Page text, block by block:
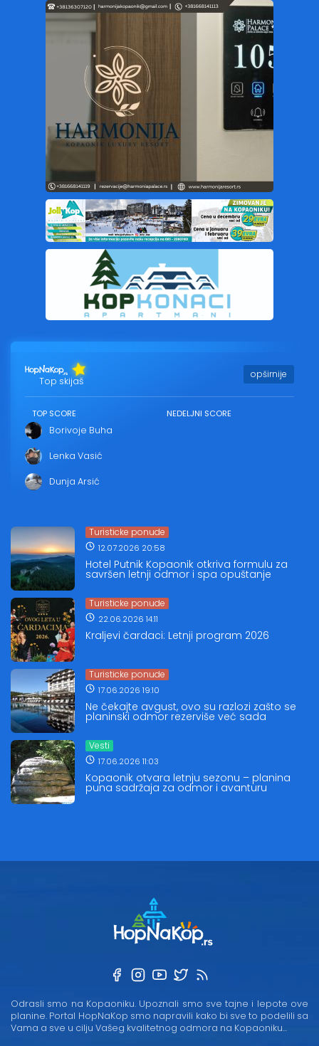
Top skijaš
opširnije
TOP SCORE
Borivoje Buha
Lenka Vasić
Dunja Arsić
NEDELJNI SCORE
Turisticke ponude
12.07.2026 20:58
Hotel Putnik Kopaonik otkriva formulu za
savršen letnji odmor i spa opuštanje
Turisticke ponude
22.06.2026 14:11
Kraljevi čardaci: Letnji program 2026
Turisticke ponude
17.06.2026 19:10
Ne čekajte avgust, ovo su razlozi zašto se
planinski odmor rezerviše već sada
Vesti
17.06.2026 11:03
Kopaonik otvara letnju sezonu – planina
puna sadržaja za odmor i avanturu
Odrasli smo na Kopaoniku. Upoznali smo sve tajne i lepote ove
planine. Portal HopNaKop smo napravili kako bi sve to podelili sa
Vama a sve u cilju Vašeg kvalitetnog odmora na Kopaoniku...